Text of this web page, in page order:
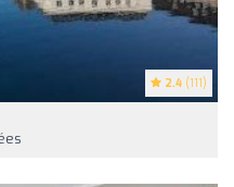
2.4 (111)